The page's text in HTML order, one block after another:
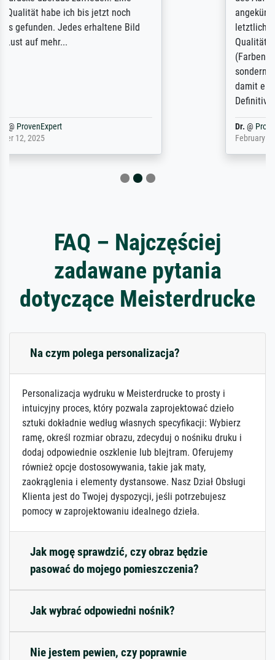
angekündigte Lieferzeit wurde aber
letztlich sogar etwas unterschritten. Die
Qualität des Papiers und des Drucks
Dr.@
FAQ – Najczęściej
zadawane pytania
dotyczące Meisterdrucke
Na czym polega personalizacja?
Personalizacja wydruku w Meisterdrucke to prosty i
intuicyjny proces, który pozwala zaprojektować dzieło
sztuki dokładnie według własnych specyfikacji: Wybierz
ramę, określ rozmiar obrazu, zdecyduj o nośniku druku i
dodaj odpowiednie oszklenie lub blejtram. Oferujemy
również opcje dostosowywania, takie jak maty,
zaokrąglenia i elementy dystansowe. Nasz Dział Obsługi
Klienta jest do Twojej dyspozycji, jeśli potrzebujesz
pomocy w zaprojektowaniu idealnego dzieła.
Jak mogę sprawdzić, czy obraz będzie
pasować do mojego pomieszczenia?
Jak wybrać odpowiedni nośnik?
Nie jestem pewien, czy poprawnie